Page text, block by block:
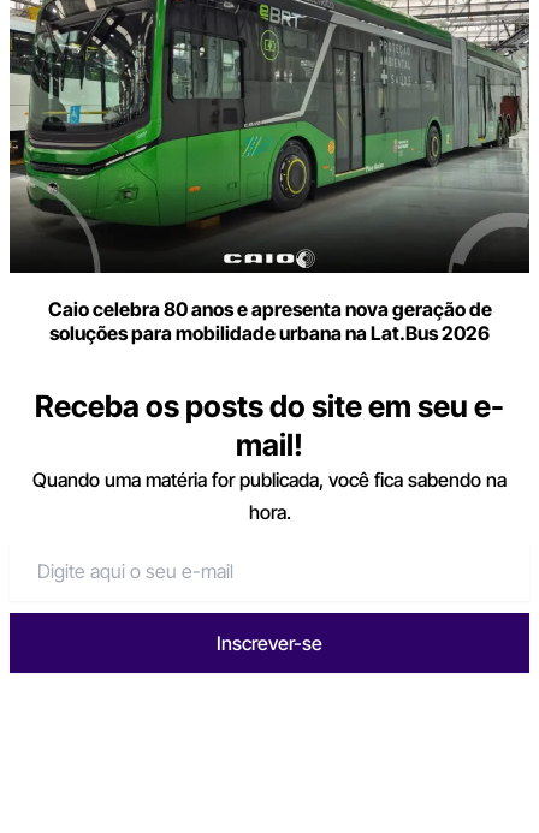
Caio celebra 80 anos e apresenta nova geração de
soluções para mobilidade urbana na Lat.Bus 2026
Receba os posts do site em seu e-
mail!
Quando uma matéria for publicada, você fica sabendo na
hora.
Inscrever-se